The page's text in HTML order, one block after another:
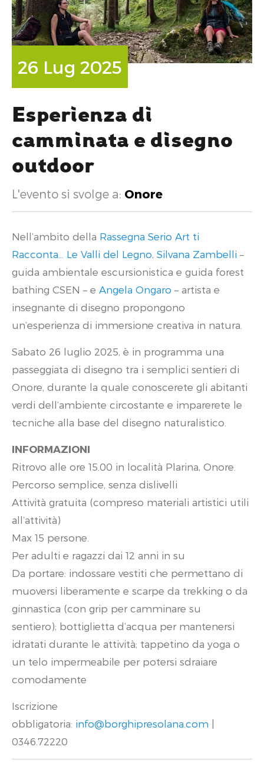
26 Lug 2025
Esperienza di
camminata e disegno
outdoor
L'evento si svolge a: Onore
Nell’ambito della Rassegna Serio Art ti
Racconta… Le Valli del Legno Silvana Zambelli –
guida ambientale escursionistica e guida forest
bathing CSEN – e Angela Ongaro – artista e
insegnante di disegno propongono
un’esperienza di immersione creativa in natura.
Sabato 26 luglio 2025, è in programma una
passeggiata di disegno tra i semplici sentieri di
Onore, durante la quale conoscerete gli abitanti
verdi dell’ambiente circostante e imparerete le
tecniche alla base del disegno naturalistico.
INFORMAZIONI
Ritrovo alle ore 15.00 in località Plarina, Onore.
Percorso semplice, senza dislivelli
Attività gratuita (compreso materiali artistici utili
all’attività)
Max 15 persone.
Per adulti e ragazzi dai 12 anni in su
Da portare: indossare vestiti che permettano di
muoversi liberamente e scarpe da trekking o da
ginnastica (con grip per camminare su
sentiero); bottiglietta d’acqua per mantenersi
idratati durante le attività; tappetino da yoga o
un telo impermeabile per potersi sdraiare
comodamente
Iscrizione
obbligatoria: info@borghipresolana.com |
0346.72220